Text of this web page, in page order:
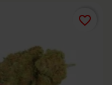
favorite_border